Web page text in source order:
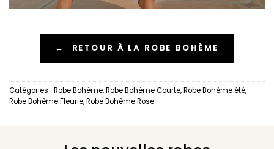
← RETOUR À LA ROBE BOHÈME
Catégories : Robe Bohème,Robe Bohème Courte,Robe Bohème été,
Robe Bohème Fleurie,Robe Bohème Rose